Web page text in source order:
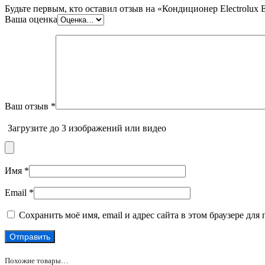
Будьте первым, кто оставил отзыв на «Кондиционер Electrolux
Ваша оценка
Ваш отзыв *
Загрузите до 3 изображений или видео
Имя *
Email *
Сохранить моё имя, email и адрес сайта в этом браузере
Похожие товары…